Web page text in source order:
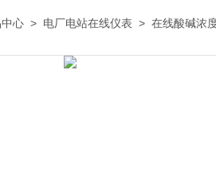
心 > 电厂电站在线仪表 > 在线酸碱浓